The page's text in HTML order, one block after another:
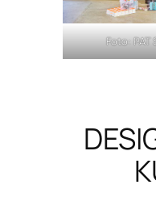
Foto: PAT